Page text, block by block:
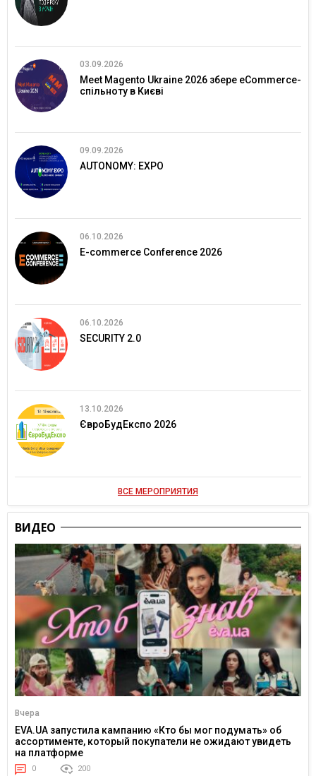
03.09.2026
Meet Magento Ukraine 2026 збере eCommerce-
спільноту в Києві
09.09.2026
AUTONOMY: EXPO
06.10.2026
E-commerce Conference 2026
06.10.2026
SECURITY 2.0
13.10.2026
ЄвроБудЕкспо 2026
ВСЕ МЕРОПРИЯТИЯ
ВИДЕО
Вчера
EVA.UA запустила кампанию «Кто бы мог подумать» об
ассортименте, который покупатели не ожидают увидеть
на платформе
0 200